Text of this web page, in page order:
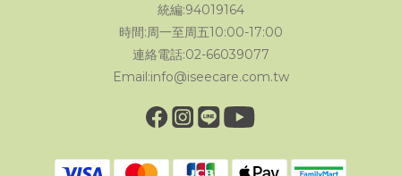
統編:94019164
時間:周一至周五10:00-17:00
連絡電話:02-66039077
Email:info@iseecare.com.tw